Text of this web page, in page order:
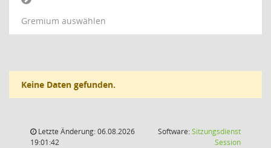
Gremium auswählen
Keine Daten gefunden.
Letzte Änderung: 06.08.2026
19:01:42
Software:Sitzungsdienst
Session(Wird in